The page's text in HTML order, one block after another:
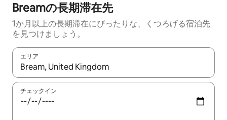
Breamの長期滞在先
1か月以上の長期滞在にぴったりな、くつろげる宿泊先
を見つけましょう。
エリア
検索結果が表示されたら、上下の矢印キーを使って移動するか
チェックイン